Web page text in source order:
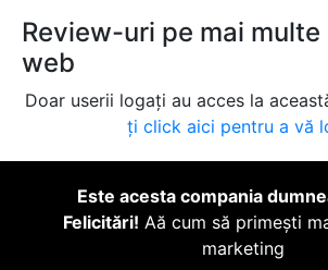
Review-uri pe mai
web
Doar userii logați au acces la
ți click aici pentru a vă
Este acesta compania
Felicitări! Aă cum să primești
marketing